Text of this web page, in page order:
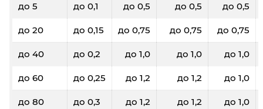
до 5 до 0,1 до 0,5 до 0,5 до 0,5
до 20 до 0,15 до 0,75 до 0,75 до 0,75
до 40 до 0,2 до 1,0 до 1,0 до 1,0
до 60 до 0,25 до 1,2 до 1,2 до 1,0
до 80 до 0,3 до 1,2 до 1,2 до 1,0